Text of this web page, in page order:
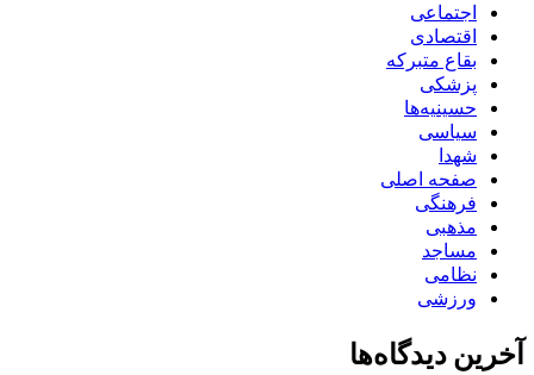
اجتماعی
اقتصادی
بقاع متبرکه
پزشکی
حسینیه‌ها
سیاسی
شهدا
صفحه اصلی
فرهنگی
مذهبی
مساجد
نظامی
ورزشی
آخرین دیدگاه‌ها